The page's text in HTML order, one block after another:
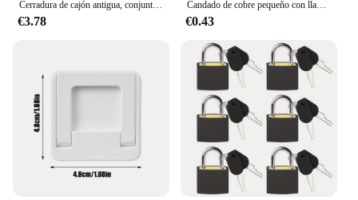
Cerradura de cajón antigua, conjunto de tres piezas, joyero, armario, armario, cerradura de puerta Vintage + llave, herrajes para muebles
€3.78
Candado de cobre pequeño con llaves, candado de caja de equipaje, taquillas de almacenamiento, Mini candado, Hardware de mejora del hogar, venta al por mayor, 20mm
€0.43